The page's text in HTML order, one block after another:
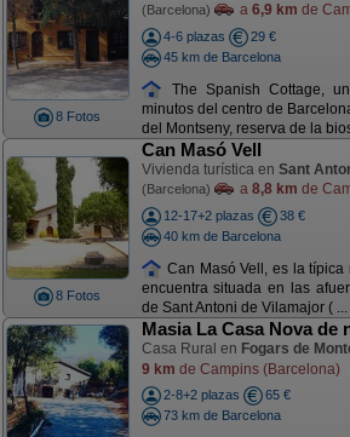
8 Fotos
(Barcelona) a 6,9 km de
4-6 plazas
29 €
45 km de Barcelona
The Spanish Cottage,
minutos del centro de
del Montseny, reserva de la
8 Fotos
Can Masó Vell
Vivienda turística en Sant
(Barcelona) a 8,8 km de
12-17+2 plazas
38 €
40 km de Barcelona
Can Masó Vell, es la típica
encuentra situada en las
de Sant Antoni de Vilamajor ( ...
Masia La Casa Nova de
Casa Rural en Fogars de
9 km de Campins (Barcelona)
2-8+2 plazas
65 €
73 km de Barcelona